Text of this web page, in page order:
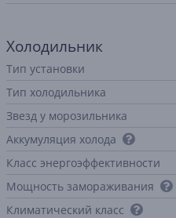
Холодильник
Тип установки
Тип холодильника
Звезд у морозильника
Аккумуляция холода
Класс энергоэффективности
Мощность замораживания
Климатический класс